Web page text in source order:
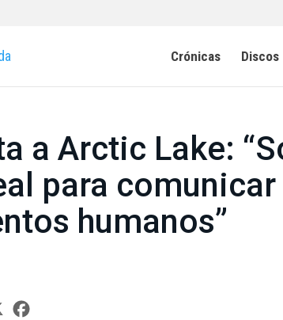
Crónicas Discos
a Arctic Lake:
para
humanos”